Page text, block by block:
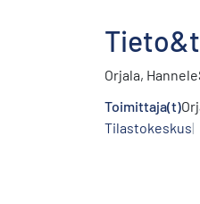
Orjala, Hannele
Toimittaja(t)
Tilastokeskus